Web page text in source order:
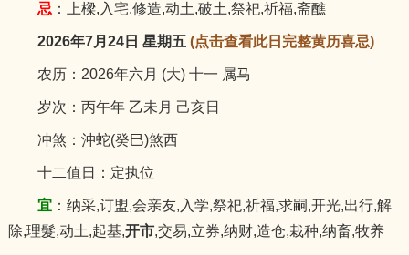
忌 ：上樑,入宅,修造,动土,破土,祭祀,祈福,斋醮
2026年7月24日 星期五 (点击查看此日完整黄历喜忌)
农历：2026年六月 (大) 十一 属马
岁次：丙午年 乙未月 己亥日
冲煞：沖蛇(癸巳)煞西
十二值日：定执位
宜：纳采,订盟,会亲友,入学,祭祀,祈福,求嗣,开光,出行,解
除,理髮,动土,起基,开市,交易,立券,纳财,造仓,栽种,纳畜,牧养